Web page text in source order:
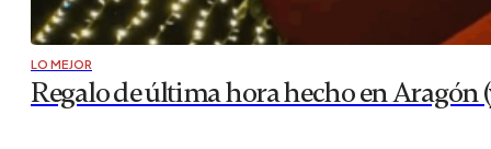
LO MEJOR
Regalo de última hora hecho en